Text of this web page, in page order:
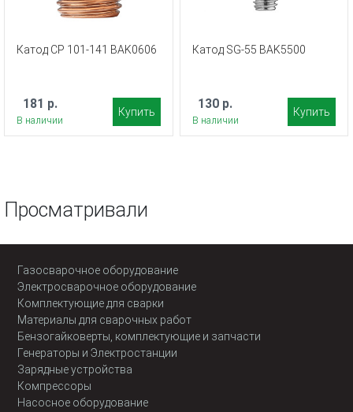
Катод CP 101-141 BAK0606
181 р.
В наличии
Купить
Катод SG-55 BAK5500
130 р.
В наличии
Купить
Просматривали
Газосварочное оборудование
Электросварочное оборудование
Комплектующие для сварки
Материалы для сварочных работ
Бензогайковерты, комплектующие и запчасти
Генераторы и Электростанции
Зарядные устройства
Компрессоры
Насосное оборудование